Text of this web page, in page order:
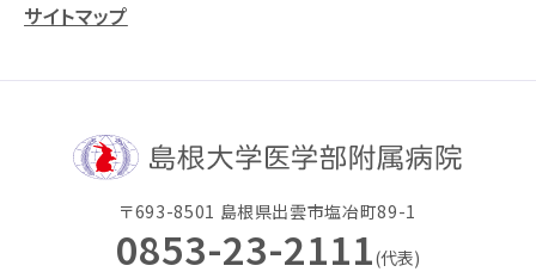
サイトマップ
〒693-8501 島根県出雲市塩冶町89-1
0853-23-2111(代表)